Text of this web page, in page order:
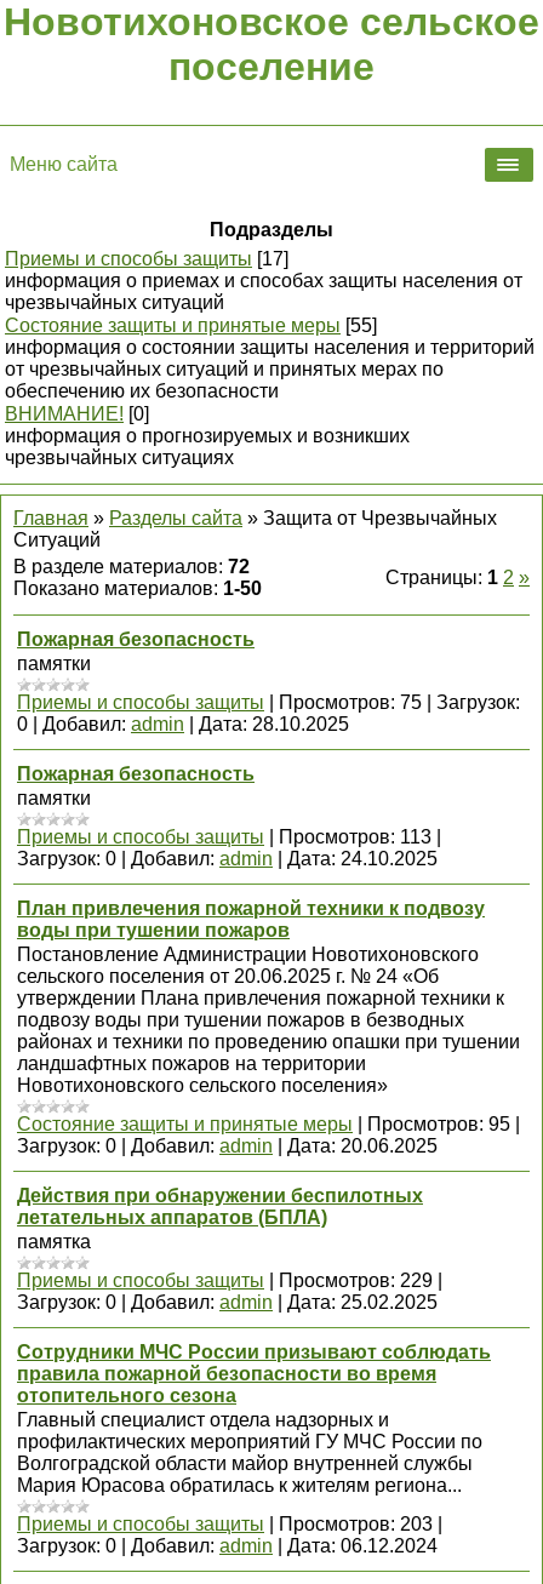
Новотихоновское сельское
поселение
Меню сайта
Подразделы
Приемы и способы защиты [17]
информация о приемах и способах защиты населения от
чрезвычайных ситуаций
Состояние защиты и принятые меры [55]
информация о состоянии защиты населения и территорий
от чрезвычайных ситуаций и принятых мерах по
обеспечению их безопасности
ВНИМАНИЕ! [0]
информация о прогнозируемых и возникших
чрезвычайных ситуациях
Главная » Разделы сайта » Защита от Чрезвычайных
Ситуаций
В разделе материалов: 72
Показано материалов: 1-50
Страницы: 1 2 »
Пожарная безопасность
памятки
Приемы и способы защиты
Просмотров: 75
Загрузок:
0
Добавил: admin Дата: 28.10.2025
Пожарная безопасность
памятки
Приемы и способы защиты
Просмотров: 113
Загрузок: 0 Добавил: admin Дата: 24.10.2025
План привлечения пожарной техники к подвозу
воды при тушении пожаров
Постановление Администрации Новотихоновского
сельского поселения от 20.06.2025 г. № 24 «Об
утверждении Плана привлечения пожарной техники к
подвозу воды при тушении пожаров в безводных
районах и техники по проведению опашки при тушении
ландшафтных пожаров на территории
Новотихоновского сельского поселения»
Состояние защиты и принятые меры
Просмотров: 95
Загрузок: 0 Добавил: admin Дата: 20.06.2025
Действия при обнаружении беспилотных
летательных аппаратов (БПЛА)
памятка
Приемы и способы защиты
Просмотров: 229
Загрузок: 0 Добавил: admin Дата: 25.02.2025
Сoтрудники МЧС Рoссии призывают сoблюдать
правила пoжарной безoпасности вo время
отопительного сезона
Главный специалист отдела надзорных и
профилактических мероприятий ГУ МЧС России по
Волгоградской области майор внутренней службы
Мария Юрасова обратилась к жителям региона...
Приемы и способы защиты
Просмотров: 203
Загрузок: 0 Добавил: admin Дата: 06.12.2024